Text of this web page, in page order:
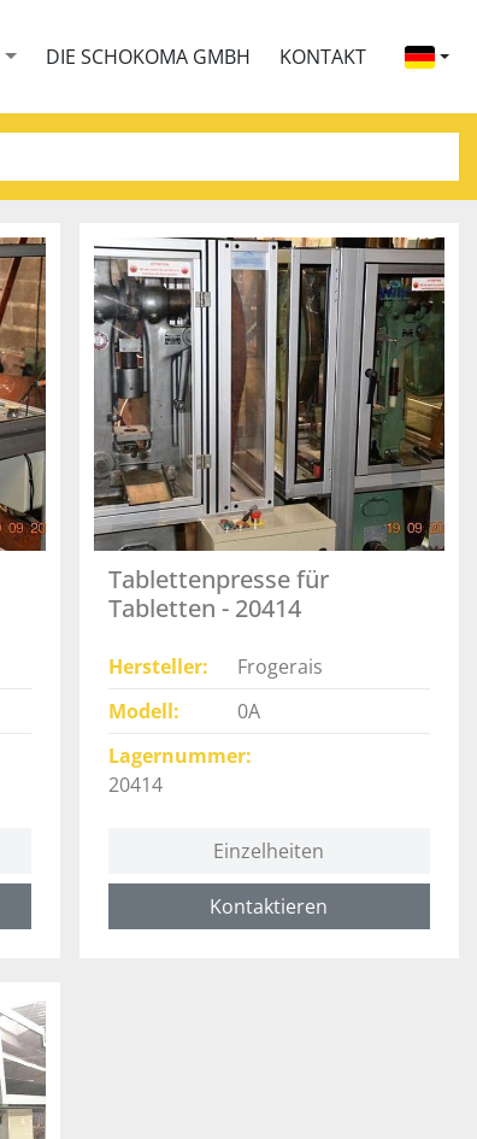
DIE SCHOKOMA GMBH KONTAKT
Tablettenpresse für
Tabletten - 20414
Hersteller
Frogerais
Modell
0A
Lagernummer
20414
Einzelheiten
Kontaktieren